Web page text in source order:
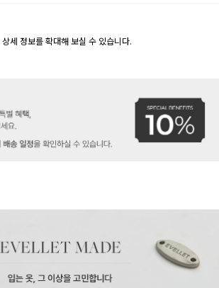
상세 정보를 확대해 보실 수 있습니다.